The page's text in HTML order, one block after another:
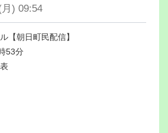
) 09:54
【朝日町民配信】
53分